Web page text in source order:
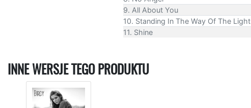
9. All About You
10. Standing In The Way Of The Light
11. Shine
INNE WERSJE TEGO PRODUKTU